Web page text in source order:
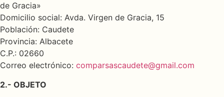
de Gracia»
Domicilio social: Avda. Virgen de Gracia, 15
Población: Caudete
Provincia: Albacete
C.P.: 02660
Correo electrónico: comparsascaudete@gmail.com
2.- OBJETO